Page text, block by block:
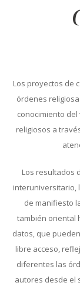
Los proyectos de
órdenes
conocimiento
religiosos a
Los resultados
interuniversitario,
de manifiesto
también oriental
datos, que
libre acceso,
diferentes las
autores desde el